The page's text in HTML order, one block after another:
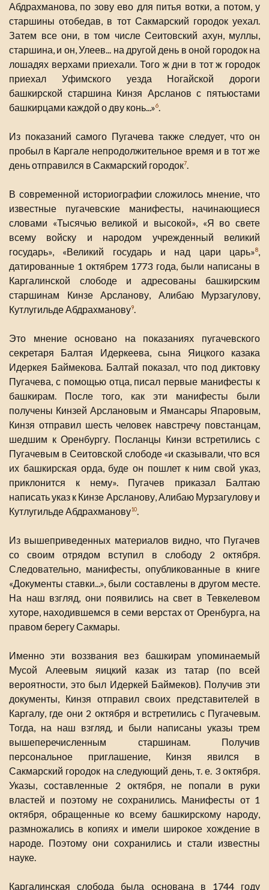
Абдрахманова, по зову ево для питья вотки, а потом, у
старшины отобедав, в тот Сакмарский городок уехал.
Затем все они, в том числе Сеитовский ахун, муллы,
старшина, и он, Улеев... на другой день в оной городок на
лошадях верхами приехали. Того ж дни в тот ж городок
приехал Уфимского уезда Ногайской дороги
башкирской старшина Кинзя Арсланов с пятьюстами
башкирцами каждой о дву конь...»6.
Из показаний самого Пугачева также следует, что он
пробыл в Каргале непродолжительное время и в тот же
день отправился в Сакмарский городок7.
В современной историографии сложилось мнение, что
известные пугачевские манифесты, начинающиеся
словами «Тысячью великой и высокой», «Я во свете
всему войску и народом учрежденный великий
государь», «Великий государь и над цари царь»8,
датированные 1 октябрем 1773 года, были написаны в
Каргалинской слободе и адресованы башкирским
старшинам Кинзе Арсланову, Алибаю Мурзагулову,
Кутлугильде Абдрахманову9.
Это мнение основано на показаниях пугачевского
секретаря Балтая Идеркеева, сына Яицкого казака
Идеркея Баймекова. Балтай показал, что под диктовку
Пугачева, с помощью отца, писал первые манифесты к
башкирам. После того, как эти манифесты были
получены Кинзей Арслановым и Ямансары Япаровым,
Кинзя отправил шесть человек навстречу повстанцам,
шедшим к Оренбургу. Посланцы Кинзи встретились с
Пугачевым в Сеитовской слободе «и сказывали, что вся
их башкирская орда, буде он пошлет к ним свой указ,
приклонится к нему». Пугачев приказал Балтаю
написать указ к Кинзе Арсланову, Алибаю Мурзагулову и
Кутлугильде Абдрахманову10.
Из вышеприведенных материалов видно, что Пугачев
со своим отрядом вступил в слободу 2 октября.
Следовательно, манифесты, опубликованные в книге
«Документы ставки...», были составлены в другом месте.
На наш взгляд, они появились на свет в Тевкелевом
хуторе, находившемся в семи верстах от Оренбурга, на
правом берегу Сакмары.
Именно эти воззвания вез башкирам упоминаемый
Мусой Алеевым яицкий казак из татар (по всей
вероятности, это был Идеркей Баймеков). Получив эти
документы, Кинзя отправил своих представителей в
Каргалу, где они 2 октября и встретились с Пугачевым.
Тогда, на наш взгляд, и были написаны указы трем
вышеперечисленным старшинам. Получив
персональное приглашение, Кинзя явился в
Сакмарский городок на следующий день, т. е. 3 октября.
Указы, составленные 2 октября, не попали в руки
властей и поэтому не сохранились. Манифесты от 1
октября, обращенные ко всему башкирскому народу,
размножались в копиях и имели широкое хождение в
народе. Поэтому они сохранились и стали известны
науке.
Каргалинская слобода была основана в 1744 году